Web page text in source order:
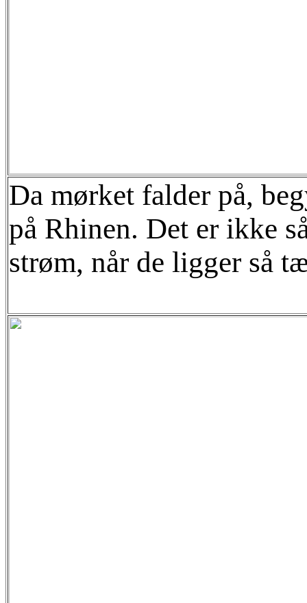
Da mørket falder på,
på Rhinen. Det er ikke
strøm, når de ligger så